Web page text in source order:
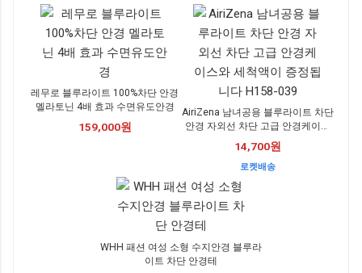
레무로 블루라이트 100%차단 안경
멜라토닌 4배 효과 수면유도안경
159,000원
AiriZena 남녀공용 블루라이트 차단
안경 자외선 차단 고급 안경케이스
와 세척액이 증정됩니다 H158-039
14,700원
로켓배송
WHH 패션 여성 소형 수지안경 블루라
이트 차단 안경테